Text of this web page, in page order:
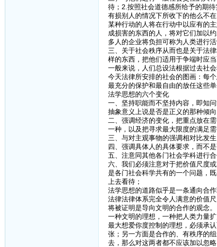
待；2.按照社会道德感所给予的期
有损别人的情况下所收下的他么不
某种行动的人将在行动中以应有的
成损害的东西的人，将对它们加以
多人的企业将负担可称为人类进行
三、关于社会秩序从而也是关于法
样的东西，把他们适用于争端时应
一般来说，人们总设法根据过去社
今天法律所安排的社会的图画：每
最充分的保护和最自由的放任这些
法学思想的六个变化
一、坚持职能而不坚持内容，即知
抽象意义上说是否是正义的那种倾
二、强调经济的变化，把重点放在
一种，以及把寻求最大限度的满足
三、与对主观事物的强调相对比发
四、强调具体人的具体要求，而不
五、注意同其他各门社会学科进行
六、我们必须注意对于把价值尺度
是各门社会科学共有的一个问题，
上去看待；
法学思想的道路似乎是一条通向合
法律法律体系完全令人满意的价值
将被证明是导向文明的合作的观念。
一种文明的理想，一种把人类力量
最大想爱你度控制的理想，必须承
张；另一方面是合作的、有秩序的
去，那么对这两者都不应该加以忽